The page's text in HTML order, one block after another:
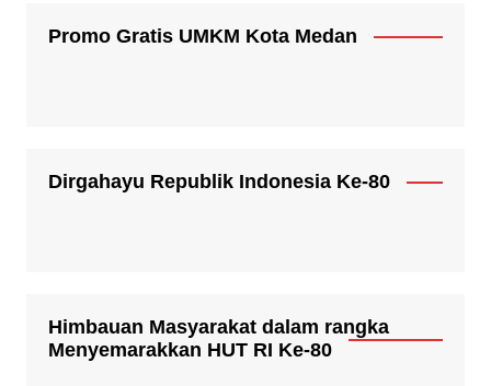
Promo Gratis UMKM Kota Medan
Dirgahayu Republik Indonesia Ke-80
Himbauan Masyarakat dalam rangka
Menyemarakkan HUT RI Ke-80